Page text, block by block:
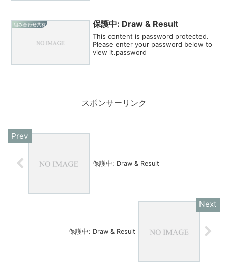
組み合わせ共有 保護中: Draw & Result
This content is password protected.
Please enter your password below to
view it.password
スポンサーリンク
保護中: Draw & Result
保護中: Draw & Result